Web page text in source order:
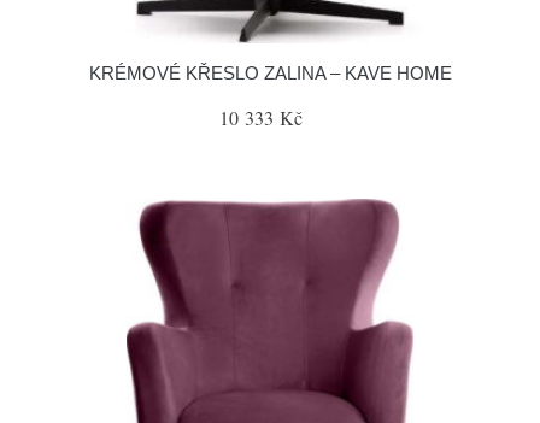
KRÉMOVÉ KŘESLO ZALINA – KAVE HOME
10 333 Kč